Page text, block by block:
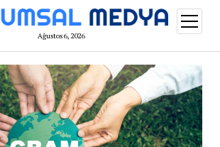
Ağustos 6, 2026
aç